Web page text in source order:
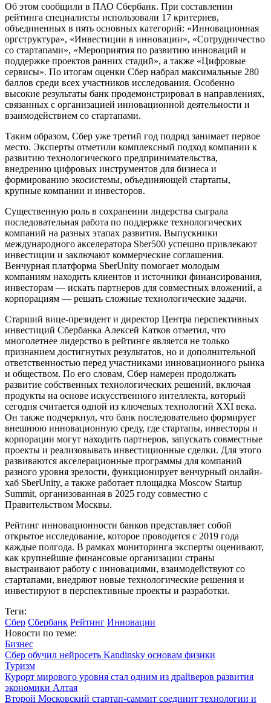
Об этом сообщили в ПАО Сбербанк. При составлении
рейтинга специалисты использовали 17 критериев,
объединенных в пять основных категорий: «Инновационная
оргструктура», «Инвестиции в инновации», «Сотрудничество
со стартапами», «Мероприятия по развитию инноваций и
поддержке проектов ранних стадий», а также «Цифровые
сервисы». По итогам оценки Сбер набрал максимальные 280
баллов среди всех участников исследования. Особенно
высокие результаты банк продемонстрировал в направлениях,
связанных с организацией инновационной деятельности и
взаимодействием со стартапами.
Таким образом, Сбер уже третий год подряд занимает первое
место. Эксперты отметили комплексный подход компании к
развитию технологического предпринимательства,
внедрению цифровых инструментов для бизнеса и
формированию экосистемы, объединяющей стартапы,
крупные компании и инвесторов.
Существенную роль в сохранении лидерства сыграла
последовательная работа по поддержке технологических
компаний на разных этапах развития. Выпускники
международного акселератора Sber500 успешно привлекают
инвестиции и заключают коммерческие соглашения.
Венчурная платформа SberUnity помогает молодым
компаниям находить клиентов и источники финансирования,
инвесторам — искать партнеров для совместных вложений, а
корпорациям — решать сложные технологические задачи.
Старший вице-президент и директор Центра перспективных
инвестиций Сбербанка Алексей Катков отметил, что
многолетнее лидерство в рейтинге является не только
признанием достигнутых результатов, но и дополнительной
ответственностью перед участниками инновационного рынка
и обществом. По его словам, Сбер намерен продолжать
развитие собственных технологических решений, включая
продукты на основе искусственного интеллекта, который
сегодня считается одной из ключевых технологий XXI века.
Он также подчеркнул, что банк последовательно формирует
внешнюю инновационную среду, где стартапы, инвесторы и
корпорации могут находить партнеров, запускать совместные
проекты и реализовывать инвестиционные сделки. Для этого
развиваются акселерационные программы для компаний
разного уровня зрелости, функционирует венчурный онлайн-
хаб SberUnity, а также работает площадка Moscow Startup
Summit, организованная в 2025 году совместно с
Правительством Москвы.
Рейтинг инновационности банков представляет собой
открытое исследование, которое проводится с 2019 года
каждые полгода. В рамках мониторинга эксперты оценивают,
как крупнейшие финансовые организации страны
выстраивают работу с инновациями, взаимодействуют со
стартапами, внедряют новые технологические решения и
инвестируют в перспективные проекты и разработки.
Теги:
Сбер Сбербанк Рейтинг Инновации
Новости по теме:
Бизнес
Сбер обучил нейросеть Kandinsky основам физики
Туризм
Курорт мирового уровня стал одним из драйверов развития
экономики Алтая
Второй Московский стартап-саммит соединит технологии и